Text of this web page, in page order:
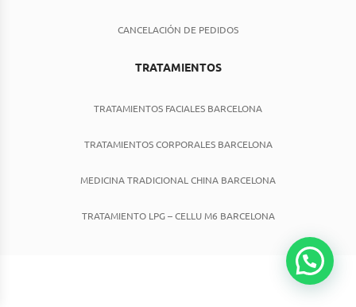
CANCELACIÓN DE PEDIDOS
TRATAMIENTOS
TRATAMIENTOS FACIALES BARCELONA
TRATAMIENTOS CORPORALES BARCELONA
MEDICINA TRADICIONAL CHINA BARCELONA
TRATAMIENTO LPG – CELLU M6 BARCELONA